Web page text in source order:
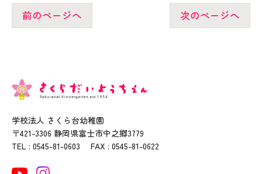
前のページへ 次のページへ
学校法人 さくら台幼稚園
〒421-3306 静岡県富士市中之郷3779
TEL : 0545-81-0603 FAX : 0545-81-0622